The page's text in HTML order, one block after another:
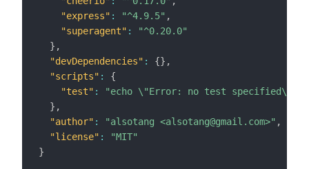
"express" : "^4.9.5" ,
"superagent" :
"^0.20.0"
} ,
"devDependencies" : {} ,
"scripts" :
{
"test" :
"echo \"Error: no test specified\"
} ,
"author" : "alsotang <alsotang@gmail.com>" ,
"license" :
"MIT"
}